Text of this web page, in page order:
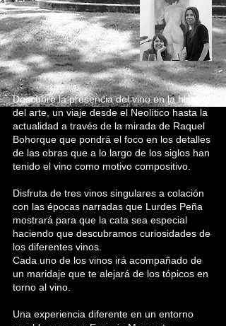
Descubre la presencia del vino en la historia
del arte, un viaje desde el Neolítico hasta la
actualidad a través de la mirada de Raquel
Bohorque que pondrá el foco en los detalles
de las obras que a lo largo de los siglos han
tenido el vino como motivo compositivo.
Disfruta de tres vinos singulares a colación
con las épocas narradas que Lurdes Peña
mostrará para que la cata sea especial
haciendo que descubramos curiosidades de
los diferentes vinos.
Cada uno de los vinos irá acompañado de
un maridaje que te alejará de los tópicos en
torno al vino.
Una experiencia diferente en un entorno